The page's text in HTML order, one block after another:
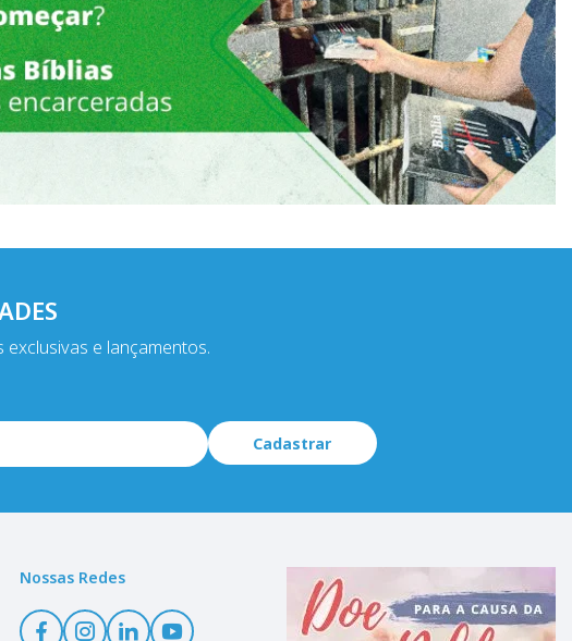
e lançamentos.
Cadastrar
Nossas Redes